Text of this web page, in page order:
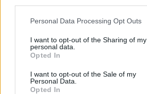
Personal Data Processing Opt Outs
I want to opt-out of the Sharing of my
personal data.
Opted In
I want to opt-out of the Sale of my
Personal Data.
Opted In